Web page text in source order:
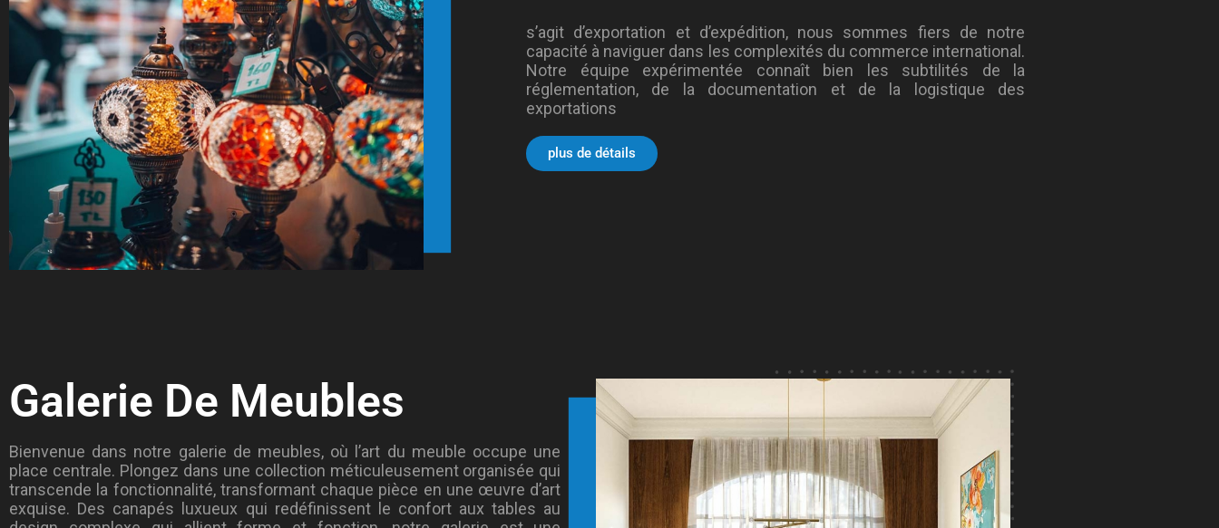
s’agit d’exportation et d’expédition, nous sommes fiers de notre
capacité à naviguer dans les complexités du commerce international.
Notre équipe expérimentée connaît bien les subtilités de la
réglementation, de la documentation et de la logistique des
exportations
plus de détails
Galerie De Meubles
Bienvenue dans notre galerie de meubles, où l’art du meuble occupe une
place centrale. Plongez dans une collection méticuleusement organisée qui
transcende la fonctionnalité, transformant chaque pièce en une œuvre d’art
exquise. Des canapés luxueux qui redéfinissent le confort aux tables au